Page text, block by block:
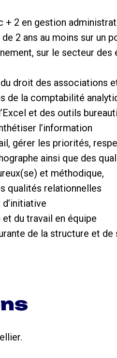
+ 2 en gestion
2 ans au moins sur un
sur le secteur
du droit des associations
de la comptabilité
et des outils
l’information
gérer les priorités,
ainsi que des
et méthodique,
qualités relationnelles
d’initiative
et du travail en équipe
de la structure et